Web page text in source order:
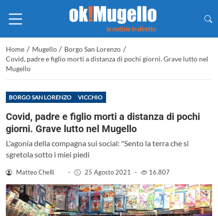
Home / Mugello / Borgo San Lorenzo /
Covid, padre e figlio morti a distanza di pochi giorni. Grave lutto nel
Mugello
BORGO SAN LORENZO VICCHIO
Covid, padre e figlio morti a distanza di pochi
giorni. Grave lutto nel Mugello
L'agonia della compagna sui social: "Sento la terra che si
sgretola sotto i miei piedi
Matteo Chelli - 25 Agosto 2021 - 16.807